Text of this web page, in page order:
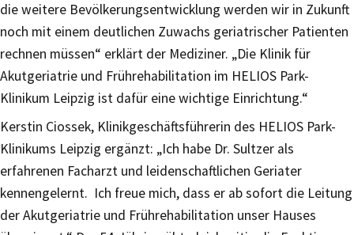
die weitere Bevölkerungsentwicklung werden wir in Zukunft
noch mit einem deutlichen Zuwachs geriatrischer Patienten
rechnen müssen“ erklärt der Mediziner. „Die Klinik für
Akutgeriatrie und Frührehabilitation im HELIOS Park-
Klinikum Leipzig ist dafür eine wichtige Einrichtung.“
Kerstin Ciossek, Klinikgeschäftsführerin des HELIOS Park-
Klinikums Leipzig ergänzt: „Ich habe Dr. Sultzer als
erfahrenen Facharzt und leidenschaftlichen Geriater
kennengelernt. Ich freue mich, dass er ab sofort die Leitung
der Akutgeriatrie und Frührehabilitation unser Hauses